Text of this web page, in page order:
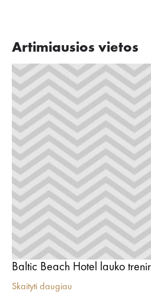
Artimiausios vietos
Baltic Beach Hotel lauko
Skaityti daugiau